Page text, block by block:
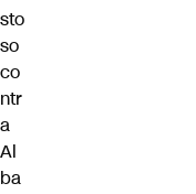
sto
so
co
ntr
a
Al
ba